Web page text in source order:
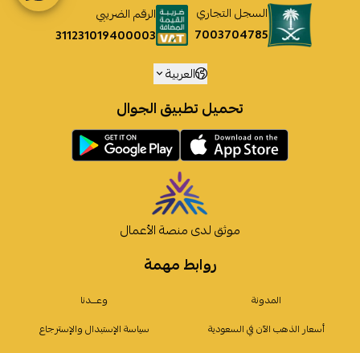
روابط مهمة
المدونة
وعـــدنا
أسعار الذهب الآن في السعودية
سياسة الإستبدال والإسترجاع
السجل التجاري
7003704785
الرقم الضريبي
311231019400003
العربية
تحميل تطبيق الجوال
موثق لدى منصة الأعمال